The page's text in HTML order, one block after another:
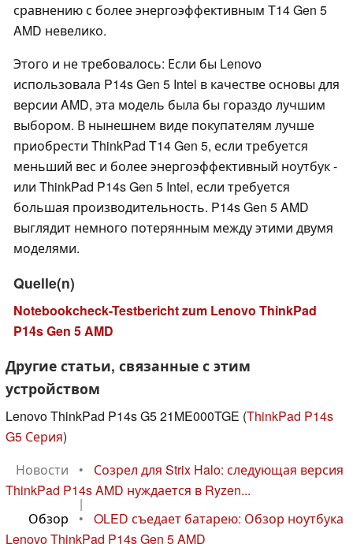
сравнению с более энергоэффективным T14 Gen 5
AMD невелико.
Этого и не требовалось: Если бы Lenovo
использовала P14s Gen 5 Intel в качестве основы для
версии AMD, эта модель была бы гораздо лучшим
выбором. В нынешнем виде покупателям лучше
приобрести ThinkPad T14 Gen 5, если требуется
меньший вес и более энергоэффективный ноутбук -
или ThinkPad P14s Gen 5 Intel, если требуется
большая производительность. P14s Gen 5 AMD
выглядит немного потерянным между этими двумя
моделями.
Quelle(n)
Notebookcheck-Testbericht zum Lenovo ThinkPad
P14s Gen 5 AMD
Другие статьи, связанные с этим
устройством
Lenovo ThinkPad P14s G5 21ME000TGE (ThinkPad P14s
G5 Серия)
Новости
•
Созрел для Strix Halo: следующая версия
ThinkPad P14s AMD нуждается в Ryzen...
|
Обзор
•
OLED съедает батарею: Обзор ноутбука
Lenovo ThinkPad P14s Gen 5 AMD